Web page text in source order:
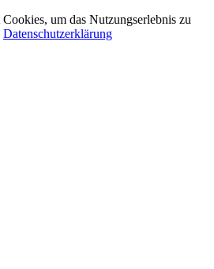
um das Nutzungserlebnis zu
Datenschutzerklärung